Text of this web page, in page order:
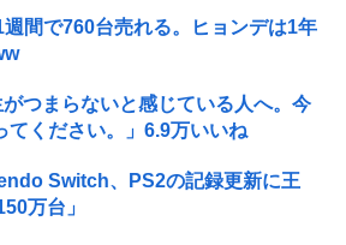
間で760台売れる。ヒョンデは1年
がつまらないと感じている人へ。今
てください。」6.9万いいね
Switch、PS2の記録更新に王
万台」